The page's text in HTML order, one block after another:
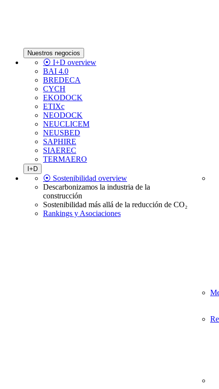
Nuestros negocios
⦿ I+D overview
BAI 4.0
BREDECA
CYCH
EKODOCK
ETIXc
NEODOCK
NEUCLICEM
NEUSBED
SAPHIRE
SIAEREC
TERMAERO
I+D
⦿ Sostenibilidad overview
Descarbonizamos la industria de la
construcción
Sostenibilidad más allá de la reducción de CO₂
Rankings y Asociaciones